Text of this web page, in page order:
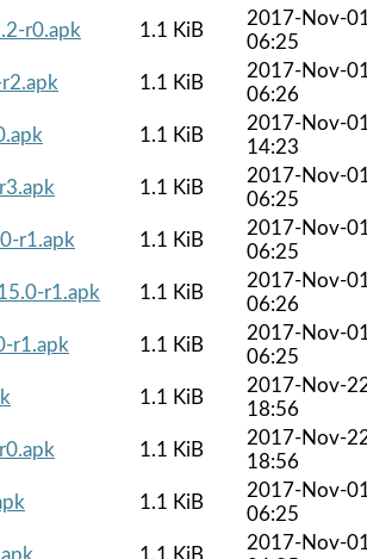
r0.apk
1.1 KiB
2017-Nov-
06:25
1.1 KiB
2017-Nov-
06:26
1.1 KiB
2017-Nov-
14:23
1.1 KiB
2017-Nov-
06:25
r1.apk
1.1 KiB
2017-Nov-
06:25
r1.apk
1.1 KiB
2017-Nov-
06:26
r1.apk
1.1 KiB
2017-Nov-
06:25
1.1 KiB
2017-Nov-
18:56
1.1 KiB
2017-Nov-
18:56
1.1 KiB
2017-Nov-
06:25
1.1 KiB
2017-Nov-